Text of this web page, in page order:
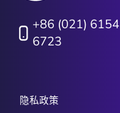
+86 (021) 6154
6723
隐私政策